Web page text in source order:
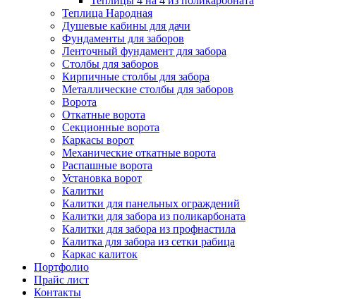
Теплица Народная
Душевые кабины для дачи
Фундаменты для заборов
Ленточный фундамент для забора
Столбы для заборов
Кирпичные столбы для забора
Металлические столбы для заборов
Ворота
Откатные ворота
Секционные ворота
Каркасы ворот
Механические откатные ворота
Распашные ворота
Установка ворот
Калитки
Калитки для панельных ограждений
Калитки для забора из поликарбоната
Калитки для забора из профнастила
Калитка для забора из сетки рабица
Каркас калиток
Портфолио
Прайс лист
Контакты